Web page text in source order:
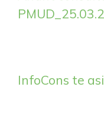
InfoCons te